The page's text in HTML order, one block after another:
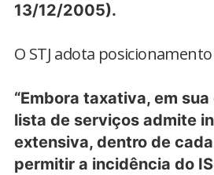
13/12/2005).
O STJ adota
“Embora taxativa, em
lista de serviços admite
extensiva, dentro de
permitir a incidência do